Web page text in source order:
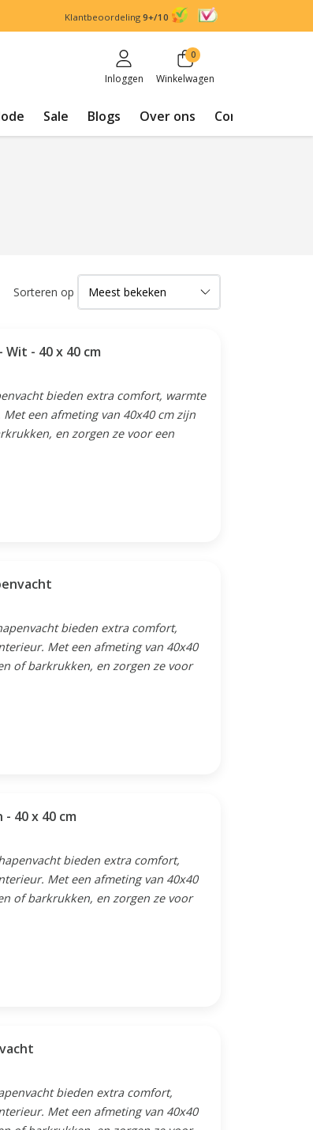
Klantbeoordeling 9+/10
Inloggen
0
Winkelwagen
Sale Blogs Over ons Contact
Sorteren op
- 40 x 40 cm
bieden extra comfort, warmte
een afmeting van 40x40 cm zijn
en zorgen ze voor een
bieden extra comfort,
Met een afmeting van 40x40
of barkrukken, en zorgen ze voor
- 40 x 40 cm
bieden extra comfort,
Met een afmeting van 40x40
of barkrukken, en zorgen ze voor
bieden extra comfort,
Met een afmeting van 40x40